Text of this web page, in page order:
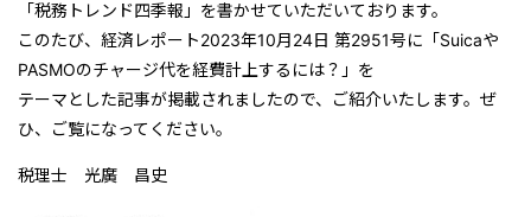
「税務トレンド四季報」を書かせていただいております。
このたび、経済レポート2023年10月24日 第2951号に「Suicaや
PASMOのチャージ代を経費計上するには？」を
テーマとした記事が掲載されましたので、ご紹介いたします。ぜ
ひ、ご覧になってください。
税理士 光廣 昌史